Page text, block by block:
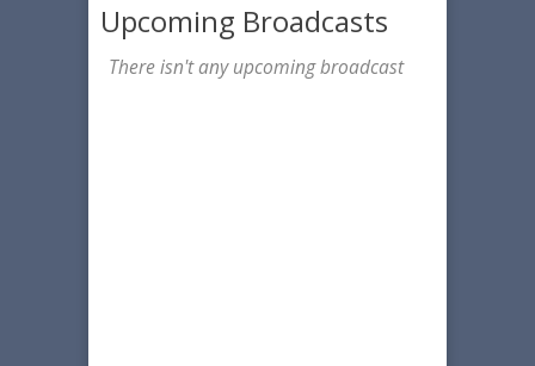
Upcoming Broadcasts
There isn't any upcoming broadcast